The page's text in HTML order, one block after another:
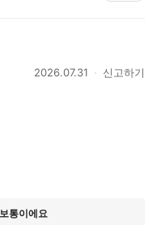
2026.07.31 신고하기
보통이에요